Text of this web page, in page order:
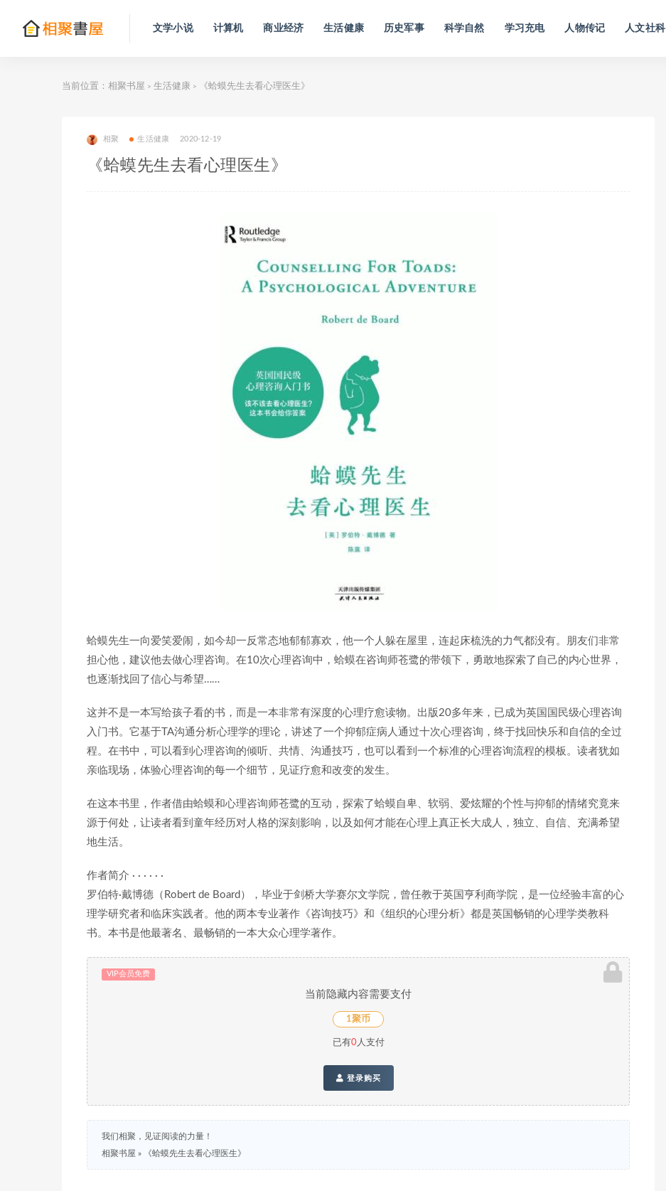
文学小说 计算机 商业经济 生活健康 历史军事 科学自然 学习充电 人物传记 人文社科
当前位置： 相聚书屋 > 生活健康 > 《蛤蟆先生去看心理医生》
相聚 生活健康 2020-12-19
《蛤蟆先生去看心理医生》
蛤蟆先生一向爱笑爱闹，如今却一反常态地郁郁寡欢，他一个人躲在屋里，连起床梳洗的力气都没有。朋友们非常
担心他，建议他去做心理咨询。在10次心理咨询中，蛤蟆在咨询师苍鹭的带领下，勇敢地探索了自己的内心世界，
也逐渐找回了信心与希望……
这并不是一本写给孩子看的书，而是一本非常有深度的心理疗愈读物。出版20多年来，已成为英国国民级心理咨询
入门书。它基于TA沟通分析心理学的理论，讲述了一个抑郁症病人通过十次心理咨询，终于找回快乐和自信的全过
程。在书中，可以看到心理咨询的倾听、共情、沟通技巧，也可以看到一个标准的心理咨询流程的模板。读者犹如
亲临现场，体验心理咨询的每一个细节，见证疗愈和改变的发生。
在这本书里，作者借由蛤蟆和心理咨询师苍鹭的互动，探索了蛤蟆自卑、软弱、爱炫耀的个性与抑郁的情绪究竟来
源于何处，让读者看到童年经历对人格的深刻影响，以及如何才能在心理上真正长大成人，独立、自信、充满希望
地生活。
作者简介 · · · · · ·
罗伯特·戴博德（Robert de Board），毕业于剑桥大学赛尔文学院，曾任教于英国亨利商学院，是一位经验丰富的心
理学研究者和临床实践者。他的两本专业著作《咨询技巧》和《组织的心理分析》都是英国畅销的心理学类教科
书。本书是他最著名、最畅销的一本大众心理学著作。
VIP会员免费
当前隐藏内容需要支付
1聚币
已有0人支付
登录购买
我们相聚，见证阅读的力量！
相聚书屋 » 《蛤蟆先生去看心理医生》